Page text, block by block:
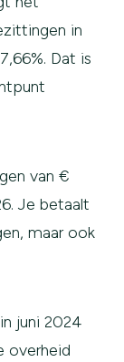
in
Dat is
van €
Je betaalt
maar ook
juni 2024
overheid